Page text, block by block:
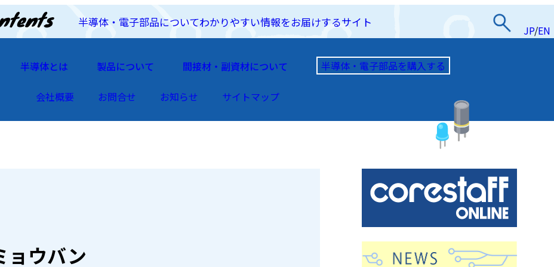
半導体・電子部品についてわかりやすい情報をお届けするサイト
JP/EN
半導体とは 製品について 間接材・副資材について 半導体・電子部品を購入する
会社概要 お問合せ お知らせ サイトマップ
ョウバン